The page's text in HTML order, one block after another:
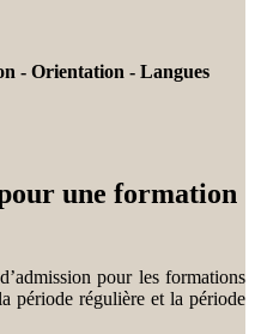
- Orientation - Langues
une formation
pour les formations
période régulière et la période